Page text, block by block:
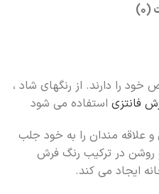
را دارند. از رنگهای شاد ،
فانتزی استفاده می شود
علاقه مندان را به خود جلب
روشن در ترکیب رنگ فرش
ایجاد می کند.